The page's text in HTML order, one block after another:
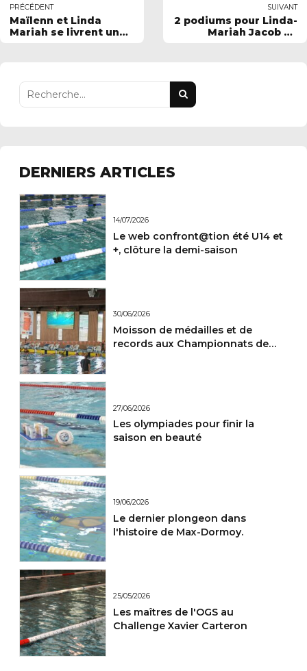
PRÉCÉDENT
Maïlenn et Linda
Mariah se livrent une
SUIVANT
2 podiums pour Linda-
Mariah Jacob au
DERNIERS ARTICLES
14/07/2026
Le web confront@tion été U14 et
+, clôture la demi-saison
30/06/2026
Moisson de médailles et de
records aux Championnats de
27/06/2026
Les olympiades pour finir la
saison en beauté
19/06/2026
Le dernier plongeon dans
l'histoire de Max-Dormoy.
25/05/2026
Les maîtres de l'OGS au
Challenge Xavier Carteron